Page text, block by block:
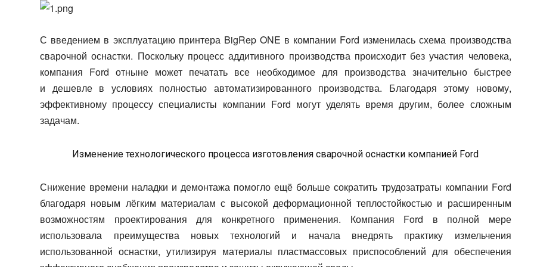
С введением в эксплуатацию принтера BigRep ONE в компании Ford изменилась схема производства
сварочной оснастки. Поскольку процесс аддитивного производства происходит без участия человека,
компания Ford отныне может печатать все необходимое для производства значительно быстрее
и дешевлев условиях полностью автоматизированного производства. Благодаря этому новому,
эффективному процессу специалисты компании Ford могут уделять время другим, более сложным
задачам.
Изменение технологического процесса изготовления сварочной оснастки компанией Ford
Снижение времени наладки и демонтажа помогло ещё больше сократить трудозатраты компании Ford
благодаря новым лёгким материалам с высокой деформационной теплостойкостью и расширенным
возможностям проектирования для конкретного применения. Компания Ford в полной мере
использовала преимущества новых технологий и начала внедрять практику измельчения
использованной оснастки, утилизируя материалы пластмассовых приспособлений для обеспечения